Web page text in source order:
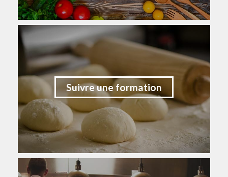
Suivre une formation